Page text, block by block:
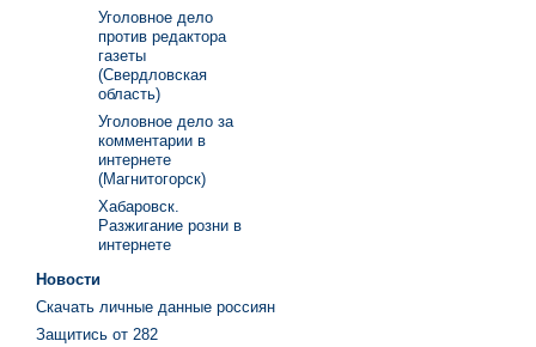
Уголовное дело
против редактора
газеты
(Свердловская
область)
Уголовное дело за
комментарии в
интернете
(Магнитогорск)
Хабаровск.
Разжигание розни в
интернете
Новости
Скачать личные данные россиян
Защитись от 282